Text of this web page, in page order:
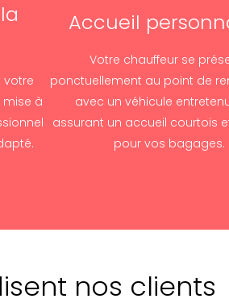
votre
à
Accueil
Votre chauffeur se
ponctuellement au point de
avec un véhicule
assurant un accueil courtois
pour vos bagages.
nos clients